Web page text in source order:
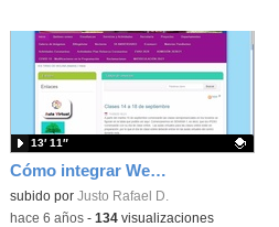
Cómo integrar Webex y Moodle
Contenido educativo.
subido por Justo Rafael D.
13′ 11″
-hace 6 años- 134visualizaciones